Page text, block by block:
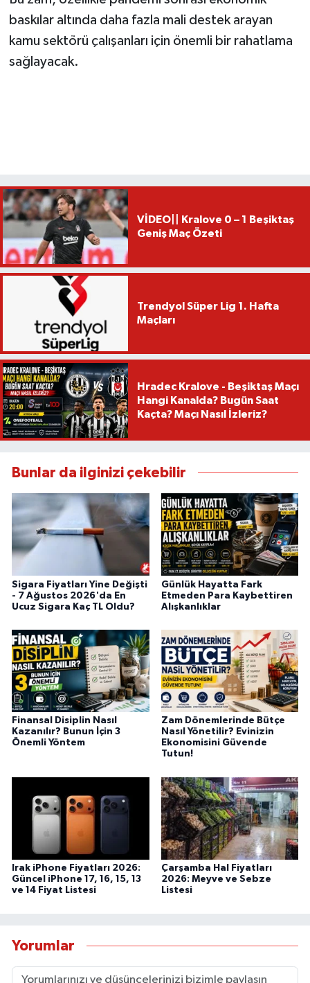
baskılar altında daha fazla mali destek arayan
kamu sektörü çalışanları için önemli bir rahatlama
sağlayacak.
VİDEO|| Kralove 0 – 1 Beşiktaş
Geniş Maç Özeti
Trendyol Süper Lig 1. Hafta
Maçları
Hradec Kralove - Beşiktaş Maçı
Hangi Kanalda? Bugün Saat
Kaçta? Maçı Nasıl İzleriz?
Bunlar da ilginizi çekebilir
Sigara Fiyatları Yine Değişti
- 7 Ağustos 2026'da En
Ucuz Sigara Kaç TL Oldu?
Günlük Hayatta Fark
Etmeden Para Kaybettiren
Alışkanlıklar
Finansal Disiplin Nasıl
Kazanılır? Bunun İçin 3
Önemli Yöntem
Zam Dönemlerinde Bütçe
Nasıl Yönetilir? Evinizin
Ekonomisini Güvende
Tutun!
Irak iPhone Fiyatları 2026:
Güncel iPhone 17, 16, 15, 13
ve 14 Fiyat Listesi
Çarşamba Hal Fiyatları
2026: Meyve ve Sebze
Listesi
Yorumlar